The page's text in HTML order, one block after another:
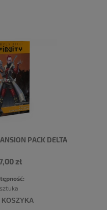
PACK DELTA
zł
KOSZYKA